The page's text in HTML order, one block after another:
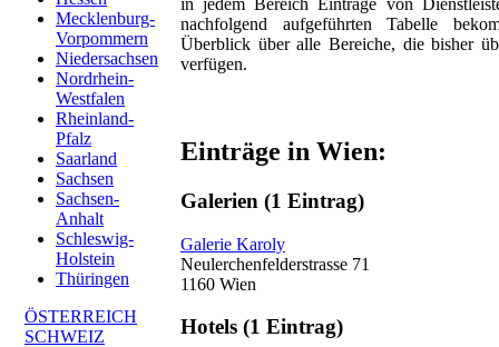
Mecklenburg-
Vorpommern
Niedersachsen
Nordrhein-
Westfalen
Rheinland-
Pfalz
Saarland
Sachsen
Sachsen-
Anhalt
Schleswig-
Holstein
Thüringen
ÖSTERREICH
SCHWEIZ
in jedem Bereich Einträge von
nachfolgend aufgeführten Tabelle
Überblick über alle Bereiche, die bisher
verfügen.
Einträge in Wien:
Galerien (1 Eintrag)
Galerie Karoly
Neulerchenfelderstrasse 71
1160 Wien
Hotels (1 Eintrag)